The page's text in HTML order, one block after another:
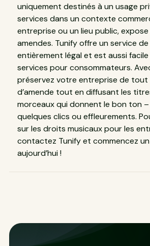
uniquement destinés à un usage
services dans un contexte
entreprise ou un lieu public,
amendes. Tunify offre un service
entièrement légal et est aussi
services pour consommateurs.
préservez votre entreprise de tout
d’amende tout en diffusant les
morceaux qui donnent le bon ton
quelques clics ou effleurements.
sur les droits musicaux pour les
contactez Tunify et commencez
aujourd’hui !